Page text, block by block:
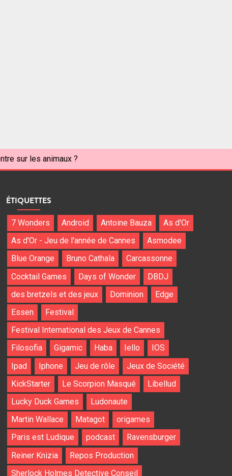
sur les animaux ?
ÉTIQUETTES
7 Wonders Android Antoine Bauza
As d'Or
As d'Or - Jeu de l'année de Cannes
Asmodee
Blue Orange
Bruno Cathala
Carcassonne
Cocktail Games
Days of Wonder
DBDJ
des bretzels et des jeux
Dominion
Edge
Essen
Festival
Festival International des Jeux de Cannes
Filosofia
Gigamic Haba Iello
IOS
Ipad
Iphone Jeu de rôle
Jeux de Société
KickStarter
Le Scorpion Masqué
Libellud
Lucky Duck Games
Ludonaute
Martin Wallace
Matagot
origames
Paris est Ludique
podcast
Ravensburger
Reiner Knizia
Repos Production
Sherlock Holmes Detective Conseil